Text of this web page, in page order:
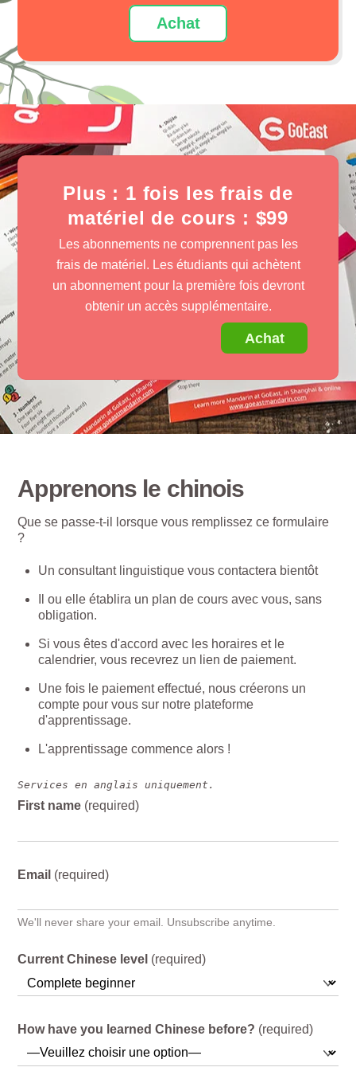
Achat
Plus : 1 fois les frais de
matériel de cours : $99
Les abonnements ne comprennent pas les
frais de matériel. Les étudiants qui achètent
un abonnement pour la première fois devront
obtenir un accès supplémentaire.
Achat
Apprenons le chinois
Que se passe-t-il lorsque vous remplissez ce formulaire
?
Un consultant linguistique vous contactera bientôt
Il ou elle établira un plan de cours avec vous, sans
obligation.
Si vous êtes d'accord avec les horaires et le
calendrier, vous recevrez un lien de paiement.
Une fois le paiement effectué, nous créerons un
compte pour vous sur notre plateforme
d'apprentissage.
L'apprentissage commence alors !
Services en anglais uniquement.
First name (required)
Email (required)
We'll never share your email. Unsubscribe anytime.
Current Chinese level (required)
How have you learned Chinese before? (required)